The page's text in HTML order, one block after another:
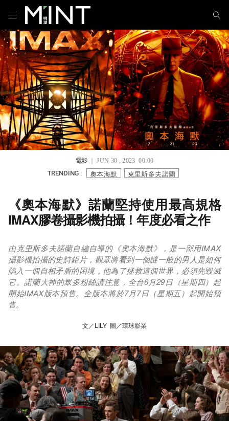
電影｜ JUN 30 , 2023 00:00
TRENDING : 奧本海默 克里斯多夫諾蘭
《奧本海默》諾蘭堅持使用最高規格
IMAX膠卷攝影機拍攝！年度必看之作
由克里斯多夫諾蘭自編自導的《奧本海默》，是一部用IMAX
攝影機拍攝的史詩鉅片，觀眾將看到一個謎一般的男人是如何
陷入一個自相矛盾的困境，他為了拯救這個世界，必須先毀滅
它。諾蘭大神的眾多粉絲請注意，全台6月29日（星期四）起
開始IMAX版本預售。全版本將於7月7日（星期五）起開始預
售。
文／LILY 圖／環球影業